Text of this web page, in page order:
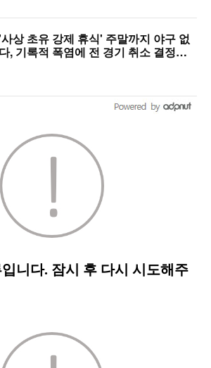
상 초유 강제 휴식' 주말까지 야구 없
다, 기록적 폭염에 전 경기 취소 결정…1